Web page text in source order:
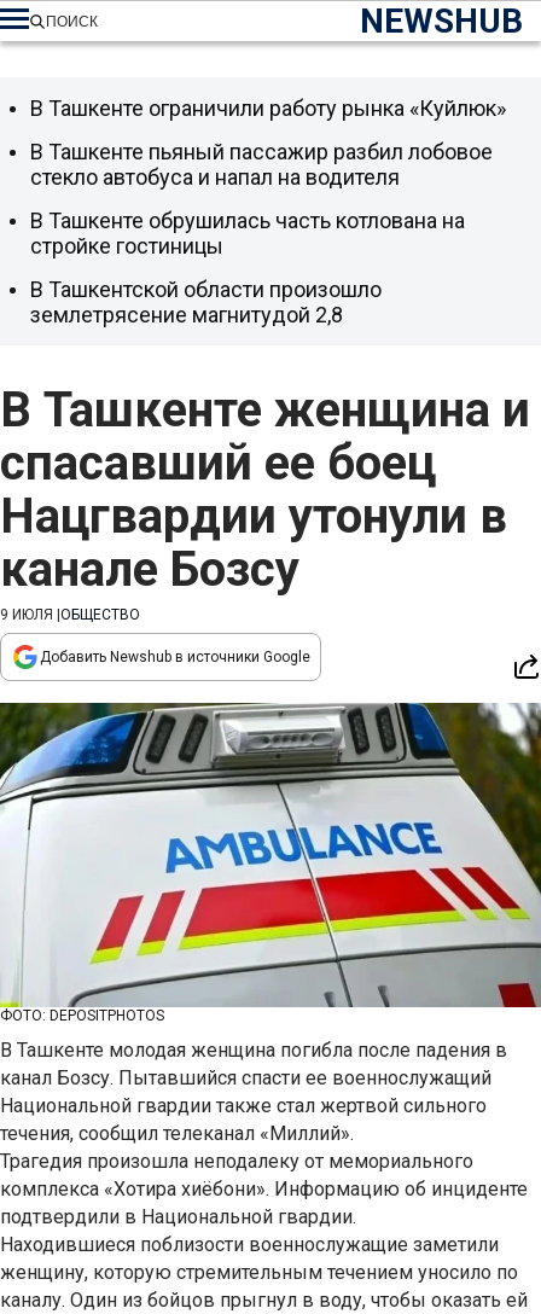
NEWSHUB
ПОИСК
В Ташкенте женщина и
спасавший ее боец
Нацгвардии утонули в
канале Бозсу
9 ИЮЛЯ ОБЩЕСТВО
Добавить Newshub в источники Google
ФОТО: DEPOSITPHOTOS
В Ташкенте молодая женщина погибла после падения в
канал Бозсу. Пытавшийся спасти ее военнослужащий
Национальной гвардии также стал жертвой сильного
течения, сообщил телеканал «Миллий».
Трагедия произошла неподалеку от мемориального
комплекса «Хотира хиёбони». Информацию об инциденте
подтвердили в Национальной гвардии.
Находившиеся поблизости военнослужащие заметили
женщину, которую стремительным течением уносило по
каналу. Один из бойцов прыгнул в воду, чтобы оказать ей
В Ташкенте ограничили работу рынка «Куйлюк»
В Ташкенте пьяный пассажир разбил лобовое
стекло автобуса и напал на водителя
В Ташкенте обрушилась часть котлована на
стройке гостиницы
В Ташкентской области произошло
землетрясение магнитудой 2,8